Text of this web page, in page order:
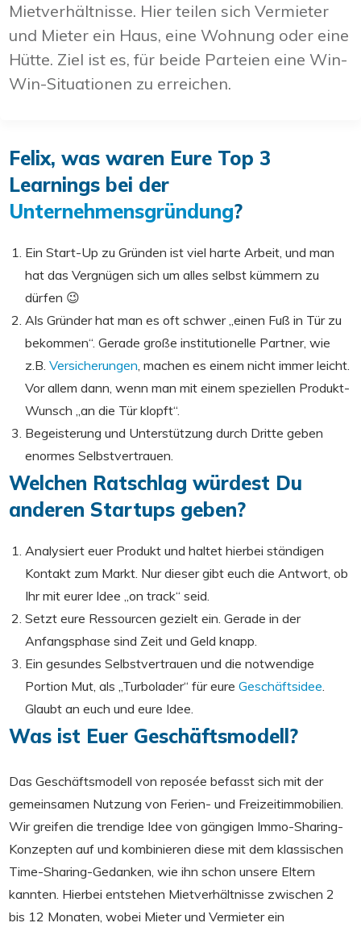
Mietverhältnisse. Hier teilen sich Vermieter
und Mieter ein Haus, eine Wohnung oder eine
Hütte. Ziel ist es, für beide Parteien eine Win-
Win-Situationen zu erreichen.
Felix, was waren Eure Top 3
Learnings bei der
Unternehmensgründung?
Ein Start-Up zu Gründen ist viel harte Arbeit, und man
hat das Vergnügen sich um alles selbst kümmern zu
dürfen 😉
Als Gründer hat man es oft schwer „einen Fuß in Tür zu
bekommen“. Gerade große institutionelle Partner, wie
z.B. Versicherungen, machen es einem nicht immer leicht.
Vor allem dann, wenn man mit einem speziellen Produkt-
Wunsch „an die Tür klopft“.
Begeisterung und Unterstützung durch Dritte geben
enormes Selbstvertrauen.
Welchen Ratschlag würdest Du
anderen Startups geben?
Analysiert euer Produkt und haltet hierbei ständigen
Kontakt zum Markt. Nur dieser gibt euch die Antwort, ob
Ihr mit eurer Idee „on track“ seid.
Setzt eure Ressourcen gezielt ein. Gerade in der
Anfangsphase sind Zeit und Geld knapp.
Ein gesundes Selbstvertrauen und die notwendige
Portion Mut, als „Turbolader“ für eure Geschäftsidee.
Glaubt an euch und eure Idee.
Was ist Euer Geschäftsmodell?
Das Geschäftsmodell von reposée befasst sich mit der
gemeinsamen Nutzung von Ferien- und Freizeitimmobilien.
Wir greifen die trendige Idee von gängigen Immo-Sharing-
Konzepten auf und kombinieren diese mit dem klassischen
Time-Sharing-Gedanken, wie ihn schon unsere Eltern
kannten. Hierbei entstehen Mietverhältnisse zwischen 2
bis 12 Monaten, wobei Mieter und Vermieter ein